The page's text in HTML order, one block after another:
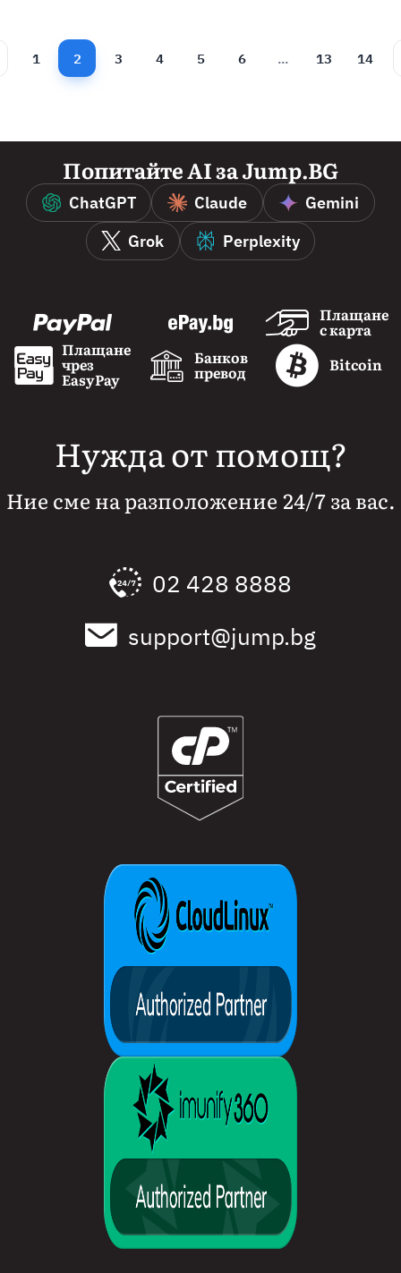
1 2 3 4 5 6 ... 13 14
Попитайте AI за Jump.BG
ChatGPT Claude
Gemini
Grok
Perplexity
Плащане
с карта
Плащане
чрез
EasyPay
Банков
превод
Bitcoin
Нужда от помощ?
Ние сме на разположение 24/7 за вас.
02 428 8888
support@jump.bg